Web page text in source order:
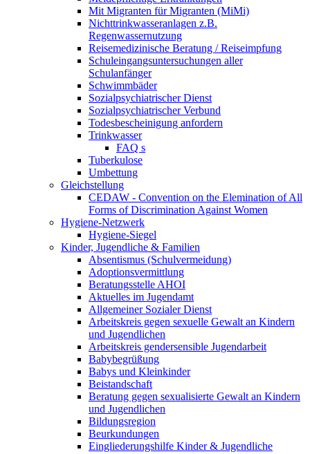
Mit Migranten für Migranten (MiMi)
Nichttrinkwasseranlagen z.B.
Regenwassernutzung
Reisemedizinische Beratung / Reiseimpfung
Schuleingangsuntersuchungen aller
Schulanfänger
Schwimmbäder
Sozialpsychiatrischer Dienst
Sozialpsychiatrischer Verbund
Todesbescheinigung anfordern
Trinkwasser
FAQ s
Tuberkulose
Umbettung
Gleichstellung
CEDAW - Convention on the Elemination of All
Forms of Discrimination Against Women
Hygiene-Netzwerk
Hygiene-Siegel
Kinder, Jugendliche & Familien
Absentismus (Schulvermeidung)
Adoptionsvermittlung
Beratungsstelle AHOI
Aktuelles im Jugendamt
Allgemeiner Sozialer Dienst
Arbeitskreis gegen sexuelle Gewalt an Kindern
und Jugendlichen
Arbeitskreis gendersensible Jugendarbeit
Babybegrüßung
Babys und Kleinkinder
Beistandschaft
Beratung gegen sexualisierte Gewalt an Kindern
und Jugendlichen
Bildungsregion
Beurkundungen
Eingliederungshilfe Kinder & Jugendliche